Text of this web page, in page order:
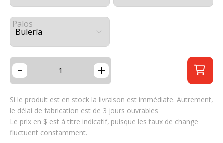
Palos
- +
Si le produit est en stock la livraison est immédiate. Autrement,
le délai de fabrication est de 3 jours ouvrables
Le prix en $ est à titre indicatif, puisque les taux de change
fluctuent constamment.